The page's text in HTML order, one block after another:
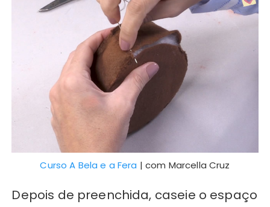
Curso A Bela e a Fera | com Marcella Cruz
Depois de preenchida, caseie o espaço